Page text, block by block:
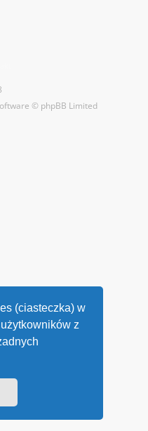
(ciasteczka) w
z
© phpBB Limited